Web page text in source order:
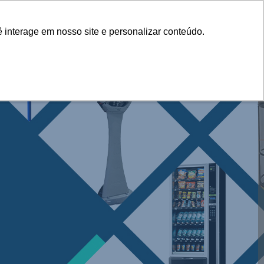
em nosso site e personalizar conteúdo.
em nosso site e personalizar conteúdo.